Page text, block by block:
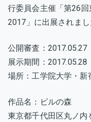
行委員会主催「第26
2017」に出展されまし
公開審査：2017.05.27
展示期間：2017.05.28
場所：工学院大学・
作品名：ビルの森
東京都千代田区丸ノ